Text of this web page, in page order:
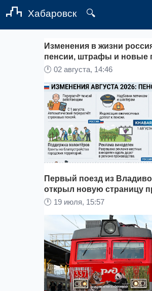
Хабаровск 🔍
Изменения в жизни
пенсии, штрафы и новые
🕛 02 августа, 14:46
С 1 августа 2026 года в
сразу несколько
затрагивающих пенсионное
управляющих компаний,
рекламу и контроль за
сообщаетKhabara.ru
Первый поезд из
открыл новую страницу
🕛 19 июля, 15:57